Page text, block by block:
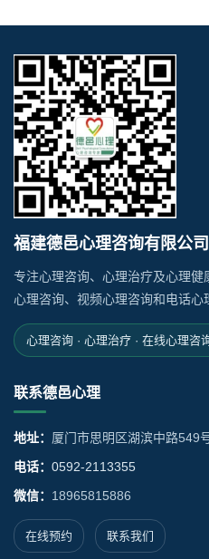
福建德邑心理咨询有限公司
专注心理咨询、心理治疗及心理
心理咨询、视频心理咨询和电话心
心理咨询 · 心理治疗 · 在线心理咨
联系德邑心理
地址： 厦门市思明区湖滨中路549
电话： 0592-2113355
微信： 18965815886
在线预约 联系我们